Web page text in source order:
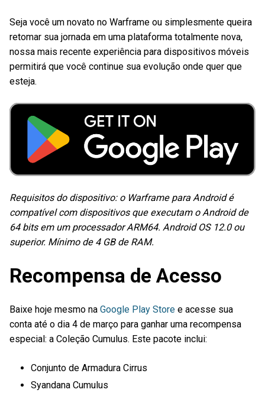
Seja você um novato no Warframe ou simplesmente queira
retomar sua jornada em uma plataforma totalmente nova,
nossa mais recente experiência para dispositivos móveis
permitirá que você continue sua evolução onde quer que
esteja.
Requisitos do dispositivo: o Warframe para Android é
compatível com dispositivos que executam o Android de
64 bits em um processador ARM64. Android OS 12.0 ou
superior. Mínimo de 4 GB de RAM.
Recompensa de Acesso
Baixe hoje mesmo na Google Play Store e acesse sua
conta até o dia 4 de março para ganhar uma recompensa
especial: a Coleção Cumulus. Este pacote inclui:
Conjunto de Armadura Cirrus
Syandana Cumulus